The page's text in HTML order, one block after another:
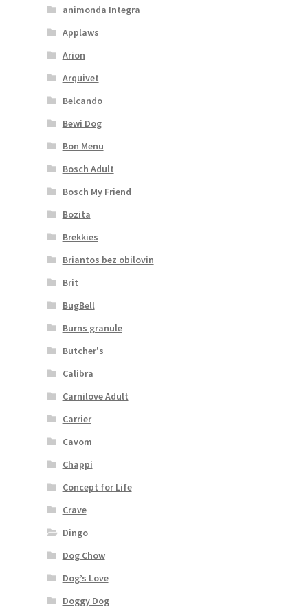
animonda Integra
Applaws
Arion
Arquivet
Belcando
Bewi Dog
Bon Menu
Bosch Adult
Bosch My Friend
Bozita
Brekkies
Briantos bez obilovin
Brit
BugBell
Burns granule
Butcher's
Calibra
Carnilove Adult
Carrier
Cavom
Chappi
Concept for Life
Crave
Dingo
Dog Chow
Dog’s Love
Doggy Dog